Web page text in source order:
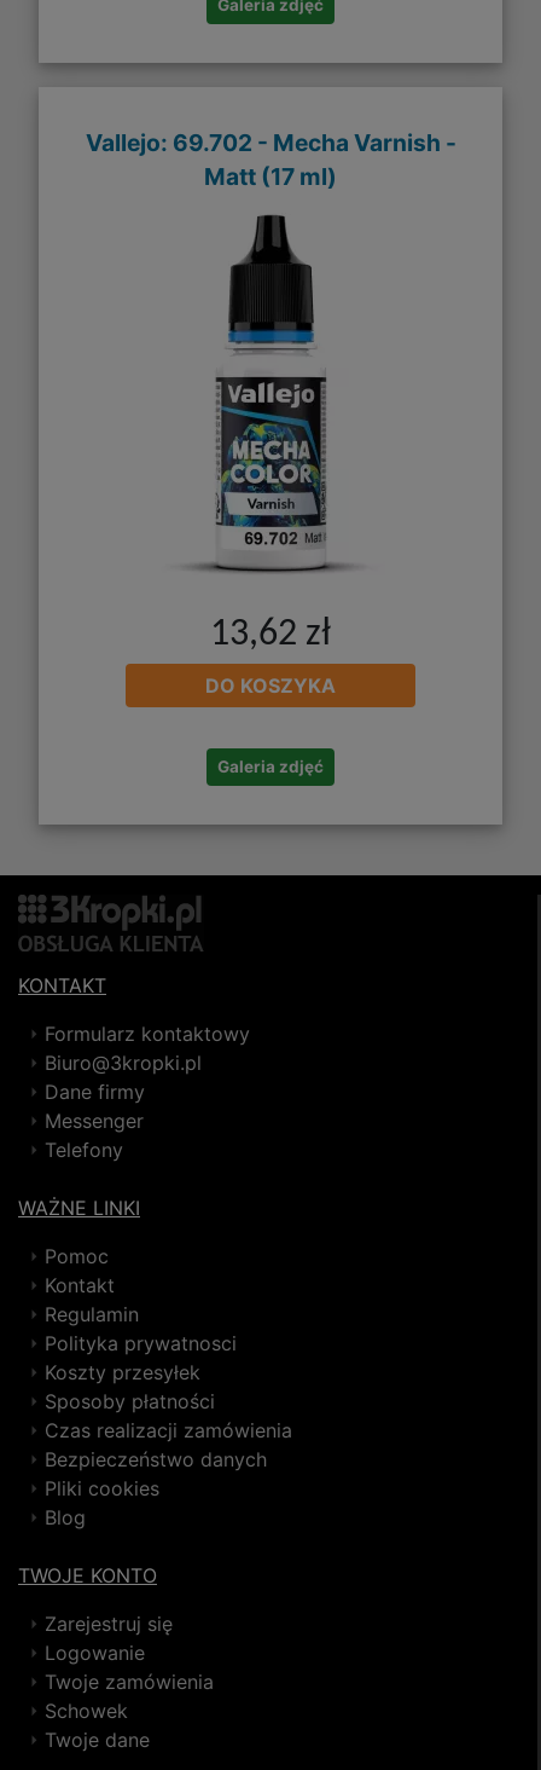
Galeria zdjęć
Vallejo: 69.702 - Mecha Varnish -
Matt (17 ml)
13,62 zł
DO KOSZYKA
Galeria zdjęć
KONTAKT
Formularz kontaktowy
Biuro@3kropki.pl
Dane firmy
Messenger
Telefony
WAŻNE LINKI
Pomoc
Kontakt
Regulamin
Polityka prywatnosci
Koszty przesyłek
Sposoby płatności
Czas realizacji zamówienia
Bezpieczeństwo danych
Pliki cookies
Blog
TWOJE KONTO
Zarejestruj się
Logowanie
Twoje zamówienia
Schowek
Twoje dane